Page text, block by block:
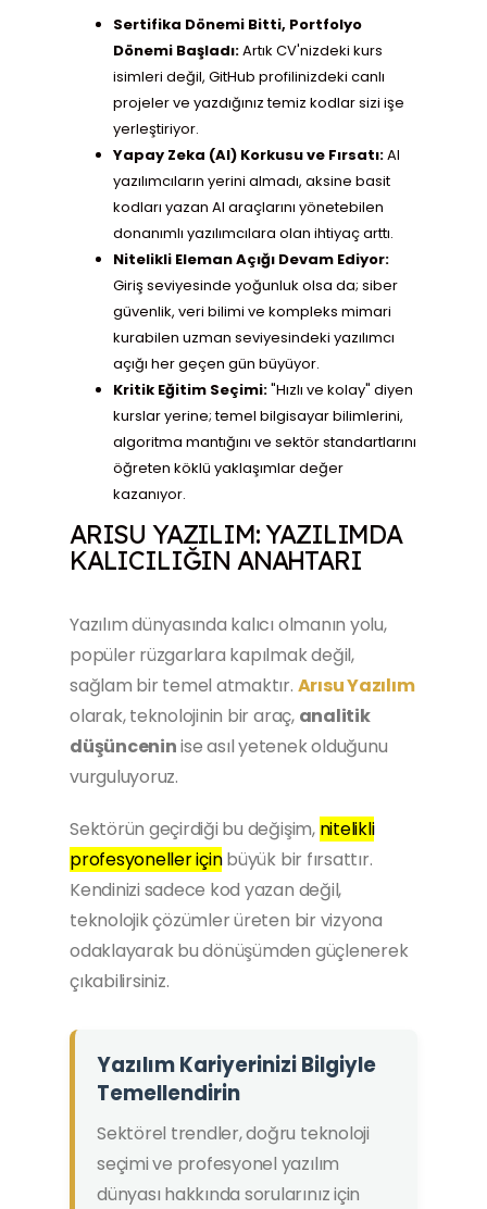
Sertifika Dönemi Bitti, Portfolyo
Dönemi Başladı:Artık CV'nizdeki kurs
isimleri değil, GitHub profilinizdeki canlı
projeler ve yazdığınız temiz kodlar sizi işe
yerleştiriyor.
Yapay Zeka (AI) Korkusu ve Fırsatı:AI
yazılımcıların yerini almadı, aksine basit
kodları yazan AI araçlarını yönetebilen
donanımlı yazılımcılara olan ihtiyaç arttı.
Nitelikli Eleman Açığı Devam Ediyor:
Giriş seviyesinde yoğunluk olsa da; siber
güvenlik, veri bilimi ve kompleks mimari
kurabilen uzman seviyesindeki yazılımcı
açığı her geçen gün büyüyor.
Kritik Eğitim Seçimi:"Hızlı ve kolay" diyen
kurslar yerine; temel bilgisayar bilimlerini,
algoritma mantığını ve sektör standartlarını
öğreten köklü yaklaşımlar değer
kazanıyor.
ARISU YAZILIM: YAZILIMDA
KALICILIĞIN ANAHTARI
Yazılım dünyasında kalıcı olmanın yolu,
popüler rüzgarlara kapılmak değil,
sağlam bir temel atmaktır. Arısu Yazılım
olarak, teknolojinin bir araç, analitik
düşünceninise asıl yetenek olduğunu
vurguluyoruz.
Sektörün geçirdiği bu değişim, nitelikli
profesyoneller içinbüyük bir fırsattır.
Kendinizi sadece kod yazan değil,
teknolojik çözümler üreten bir vizyona
odaklayarak bu dönüşümden güçlenerek
çıkabilirsiniz.
Yazılım Kariyerinizi Bilgiyle
Temellendirin
Sektörel trendler, doğru teknoloji
seçimi ve profesyonel yazılım
dünyası hakkında sorularınız için